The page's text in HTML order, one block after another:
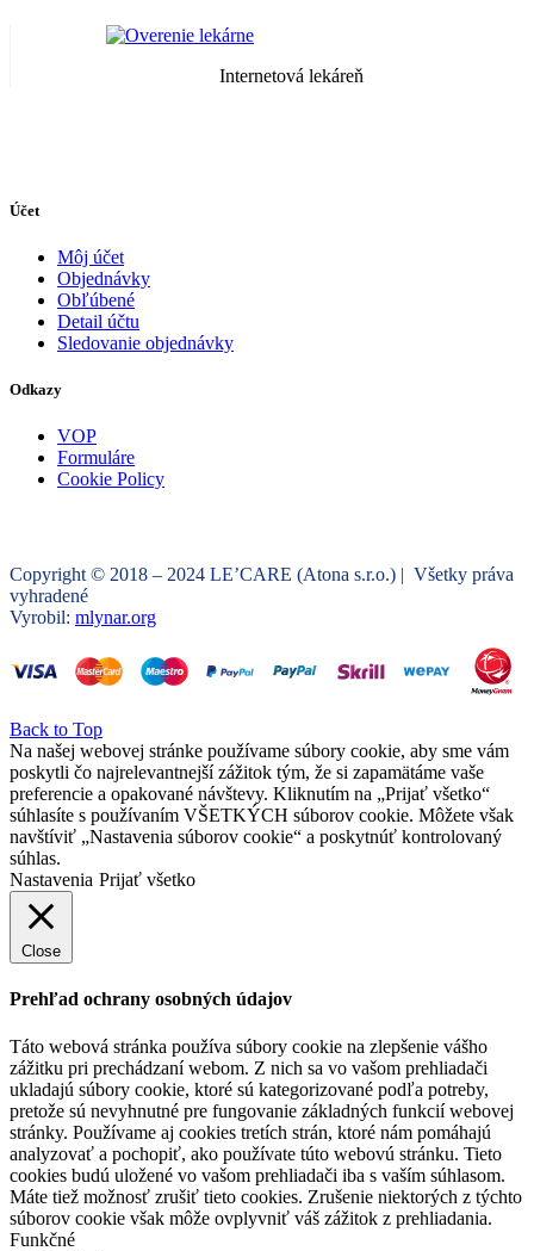
Internetová lekáreň
Účet
Môj účet
Objednávky
Obľúbené
Detail účtu
Sledovanie objednávky
Odkazy
VOP
Formuláre
Cookie Policy
Copyright © 2018 – 2024 LE’CARE (Atona s.r.o.) | Všetky práva
vyhradené
Vyrobil: mlynar.org
Back to Top
Na našej webovej stránke používame súbory cookie, aby sme vám
poskytli čo najrelevantnejší zážitok tým, že si zapamätáme vaše
preferencie a opakované návštevy. Kliknutím na „Prijať všetko“
súhlasíte s používaním VŠETKÝCH súborov cookie. Môžete však
navštíviť „Nastavenia súborov cookie“ a poskytnúť kontrolovaný
súhlas.
Nastavenia Prijať všetko
Close
Prehľad ochrany osobných údajov
Táto webová stránka používa súbory cookie na zlepšenie vášho
zážitku pri prechádzaní webom. Z nich sa vo vašom prehliadači
ukladajú súbory cookie, ktoré sú kategorizované podľa potreby,
pretože sú nevyhnutné pre fungovanie základných funkcií webovej
stránky. Používame aj cookies tretích strán, ktoré nám pomáhajú
analyzovať a pochopiť, ako používate túto webovú stránku. Tieto
cookies budú uložené vo vašom prehliadači iba s vaším súhlasom.
Máte tiež možnosť zrušiť tieto cookies. Zrušenie niektorých z týchto
súborov cookie však môže ovplyvniť váš zážitok z prehliadania.
Funkčné